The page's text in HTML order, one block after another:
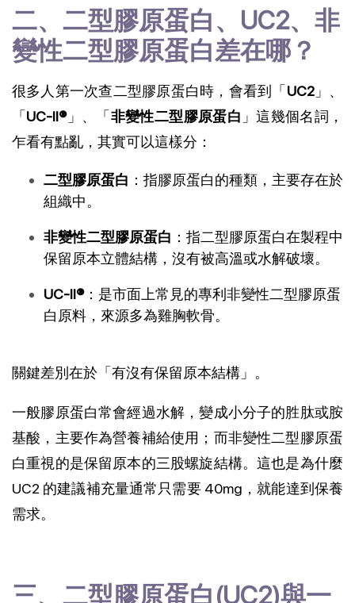
二、二型膠原蛋白、UC2、非
變性二型膠原蛋白差在哪？
很多人第一次查二型膠原蛋白時，會看到「 UC2」、
「 UC-II®」、「 非變性二型膠原蛋白 」這幾個名詞，
乍看有點亂，其實可以這樣分：
二型膠原蛋白 ：指膠原蛋白的種類，主要存在於
組織中。
非變性二型膠原蛋白 ：指二型膠原蛋白在製程中
保留原本立體結構，沒有被高溫或水解破壞。
UC-II®：是市面上常見的專利非變性二型膠原蛋
白原料，來源多為雞胸軟骨。
關鍵差別在於「有沒有保留原本結構」。
一般膠原蛋白常會經過水解，變成小分子的胜肽或胺
基酸，主要作為營養補給使用；而非變性二型膠原蛋
白重視的是保留原本的三股螺旋結構。這也是為什麼
UC2 的建議補充量通常只需要 40mg，就能達到保養
需求。
三、二型膠原蛋白(UC2)與一